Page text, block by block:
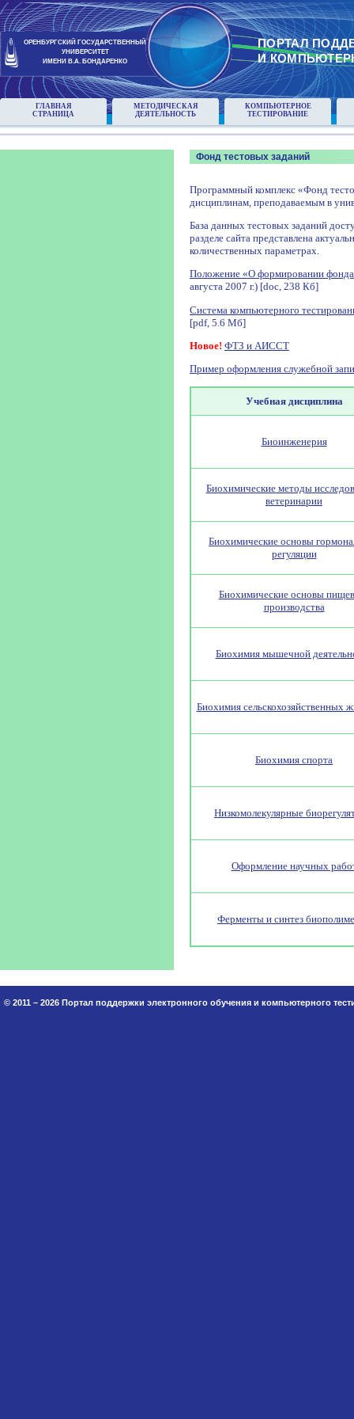
ОРЕНБУРГСКИЙ ГОСУДАРСТВЕННЫЙ
УНИВЕРСИТЕТ
ИМЕНИ В.А. БОНДАРЕНКО
ПОРТАЛ
И
ГЛАВНАЯ
СТРАНИЦА
МЕТОДИЧЕСКАЯ
ДЕЯТЕЛЬНОСТЬ
КОМПЬЮТЕРНОЕ
ТЕСТИРОВАНИЕ
Фонд тестовых заданий
Программный комплекс «Фонд
дисциплинам, преподаваемым в
База данных тестовых заданий
разделе сайта представлена
количественных параметрах.
Положение «О формировании фонда
августа 2007 г.) [doc, 238 Кб]
Система компьютерного
[pdf, 5.6 Мб]
Новое! ФТЗ и АИССТ
Пример оформления служебной
Учебная дисциплина
Биоинженерия
Биохимические методы
ветеринарии
Биохимические основы
регуляции
Биохимические основы
производства
Биохимия мышечной
Биохимия сельскохозяйственных
Биохимия спорта
Низкомолекулярные
Оформление научных
Ферменты и синтез
© 2011 – 2026 Портал поддержки электронного обучения и компьютерного